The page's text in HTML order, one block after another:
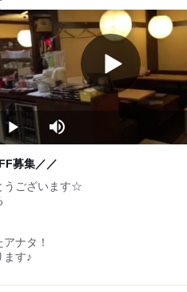
Play
Play Mute
募集／／
うございます☆
ナタ！
ます♪